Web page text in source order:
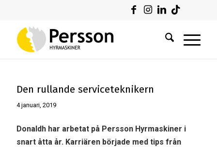
Den rullande serviceteknikern
4 januari, 2019
Donaldh har arbetat på Persson Hyrmaskiner i
snart åtta år. Karriären började med tips från